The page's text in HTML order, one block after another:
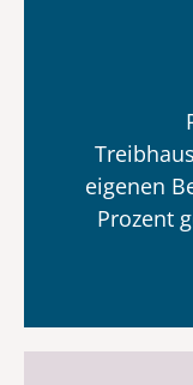
eigenen
Prozent